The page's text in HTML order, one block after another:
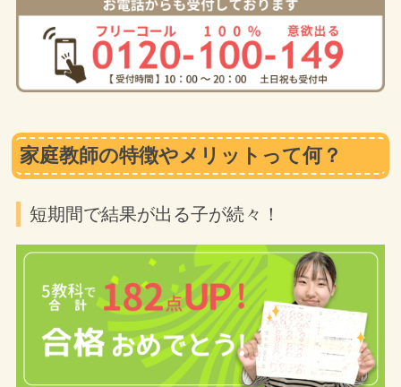
家庭教師の特徴やメリットって何？
短期間で結果が出る子が続々！